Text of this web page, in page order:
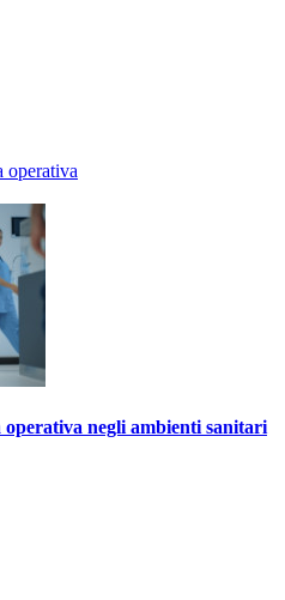
operativa
negli ambienti sanitari